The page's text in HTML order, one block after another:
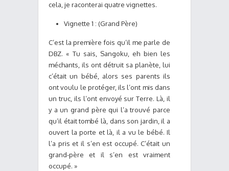
cela, je raconterai quatre vignettes.
Vignette 1 : (Grand Père)
C’est la première fois qu’il me parle de
DBZ. « Tu sais, Sangoku, eh bien les
méchants, ils ont détruit sa planète, lui
c’était un bébé, alors ses parents ils
ont voulu le protéger, ils l’ont mis dans
un truc, ils l’ont envoyé sur Terre. Là, il
y a un grand père qui l’a trouvé parce
qu’il était tombé là, dans son jardin, il a
ouvert la porte et là, il a vu le bébé. Il
l’a pris et il s’en est occupé. C’était un
grand-père et il s’en est vraiment
occupé. »